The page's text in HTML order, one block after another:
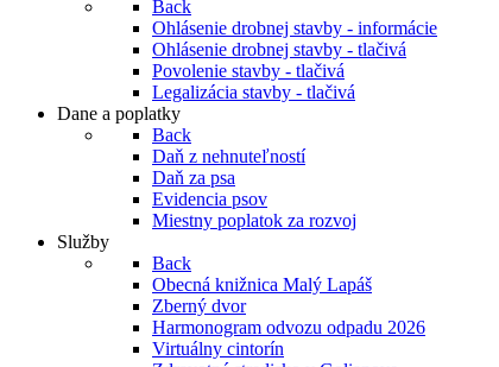
Back
Ohlásenie drobnej stavby - informácie
Ohlásenie drobnej stavby - tlačivá
Povolenie stavby - tlačivá
Legalizácia stavby - tlačivá
Dane a poplatky
Back
Daň z nehnuteľností
Daň za psa
Evidencia psov
Miestny poplatok za rozvoj
Služby
Back
Obecná knižnica Malý Lapáš
Zberný dvor
Harmonogram odvozu odpadu 2026
Virtuálny cintorín